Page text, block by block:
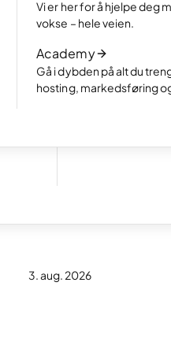
Vi er her for å hjelpe deg
vokse – hele veien.
Academy
Gå i dybden på alt du
hosting, markedsføring
Les artikkelen
Slik fungerer
Les artikkelen
3. aug. 2026